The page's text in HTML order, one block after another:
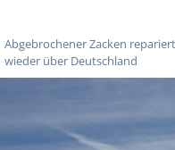
Abgebrochener Zacken
wieder über Deutschland